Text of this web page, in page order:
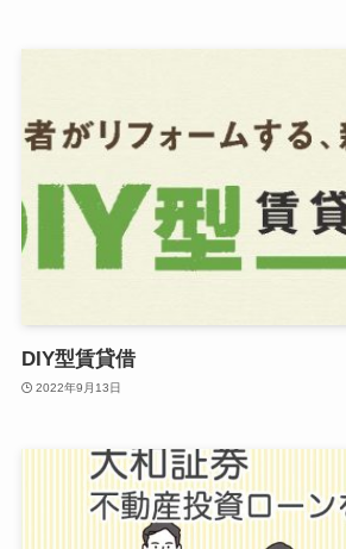
DIY型賃貸借
2022年9月13日